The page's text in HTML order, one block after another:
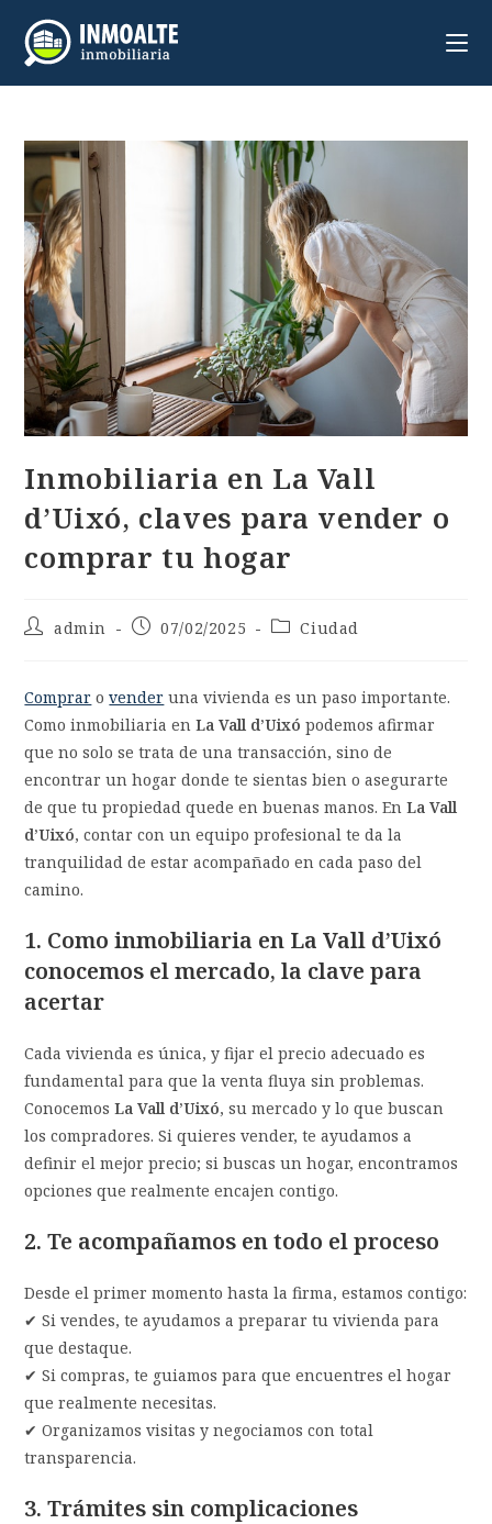
Inmobiliaria en La Vall
d’Uixó, claves para vender o
comprar tu hogar
admin 07/02/2025 Ciudad
Comprar ovender una vivienda es un paso importante.
Como inmobiliaria en La Vall d’Uixó podemos afirmar
que no solo se trata de una transacción, sino de
encontrar un hogar donde te sientas bien o asegurarte
de que tu propiedad quede en buenas manos. EnLa Vall
d’Uixó, contar con un equipo profesional te da la
tranquilidad de estar acompañado en cada paso del
camino.
1. Como inmobiliaria en La Vall d’Uixó
conocemos el mercado, la clave para
acertar
Cada vivienda es única, y fijar el precio adecuado es
fundamental para que la venta fluya sin problemas.
ConocemosLa Vall d’Uixó, su mercado y lo que buscan
los compradores. Si quieres vender, te ayudamos a
definir el mejor precio; si buscas un hogar, encontramos
opciones que realmente encajen contigo.
2. Te acompañamos en todo el proceso
Desde el primer momento hasta la firma, estamos contigo:
✔ Si vendes, te ayudamos a preparar tu vivienda para
que destaque.
✔ Si compras, te guiamos para que encuentres el hogar
que realmente necesitas.
✔ Organizamos visitas y negociamos con total
transparencia.
3. Trámites sin complicaciones